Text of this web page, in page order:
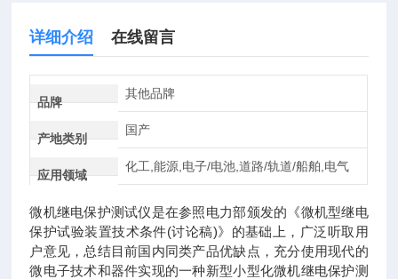
详细介绍 在线留言
品牌
其他品牌
产地类别
国产
应用领域
化工,能源,电子/电池,道路/轨道/船舶,电气
微机继电保护测试仪是在参照电力部颁发的《微机型继电
保护试验装置技术条件(讨论稿)》的基础上，广泛听取用
户意见，总结目前国内同类产品优缺点，充分使用现代的
微电子技术和器件实现的一种新型小型化微机继电保护测